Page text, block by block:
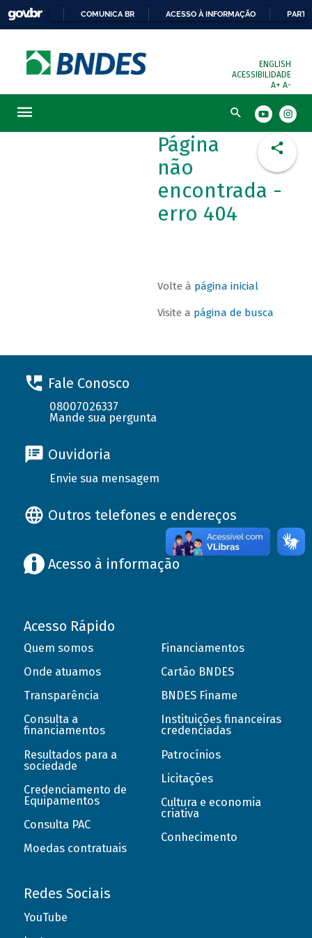
COMUNICA BR ACESSO À INFORMAÇÃO
ENGLISH
ACESSIBILIDADE
A+ A-
Busca
Página
não
encontrada -
erro 404
Volte à página inicial
Visite a página de busca
Fale Conosco
08007026337
Mande sua pergunta
Ouvidoria
Envie sua mensagem
Outros telefones e endereços
Acesso à informação
Acesso Rápido
Quem somos
Onde atuamos
Transparência
Consulta a
financiamentos
Resultados para a
sociedade
Credenciamento de
Equipamentos
Consulta PAC
Moedas contratuais
Financiamentos
Cartão BNDES
BNDES Finame
Instituições financeiras
credenciadas
Patrocínios
Licitações
Cultura e economia
criativa
Conhecimento
Redes Sociais
YouTube